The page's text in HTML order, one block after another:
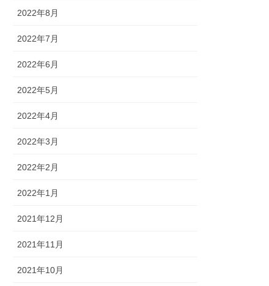
2022年8月
2022年7月
2022年6月
2022年5月
2022年4月
2022年3月
2022年2月
2022年1月
2021年12月
2021年11月
2021年10月